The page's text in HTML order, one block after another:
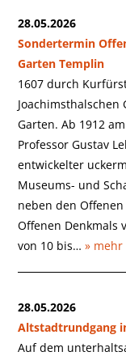
28.05.2026
Sondertermin
Garten Templin
1607 durch
Garten. Ab 1912
Professor Gustav
entwickelter
Museums- und
neben den
Offenen Denkmals
von 10 bis…» mehr
28.05.2026
Altstadtrundgang
Auf dem